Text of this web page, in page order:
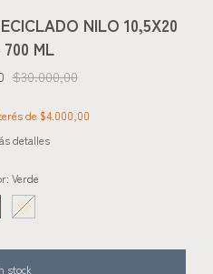
NILO 10,5X20
ML
$30.000,00
de $4.000,00
detalles
Verde